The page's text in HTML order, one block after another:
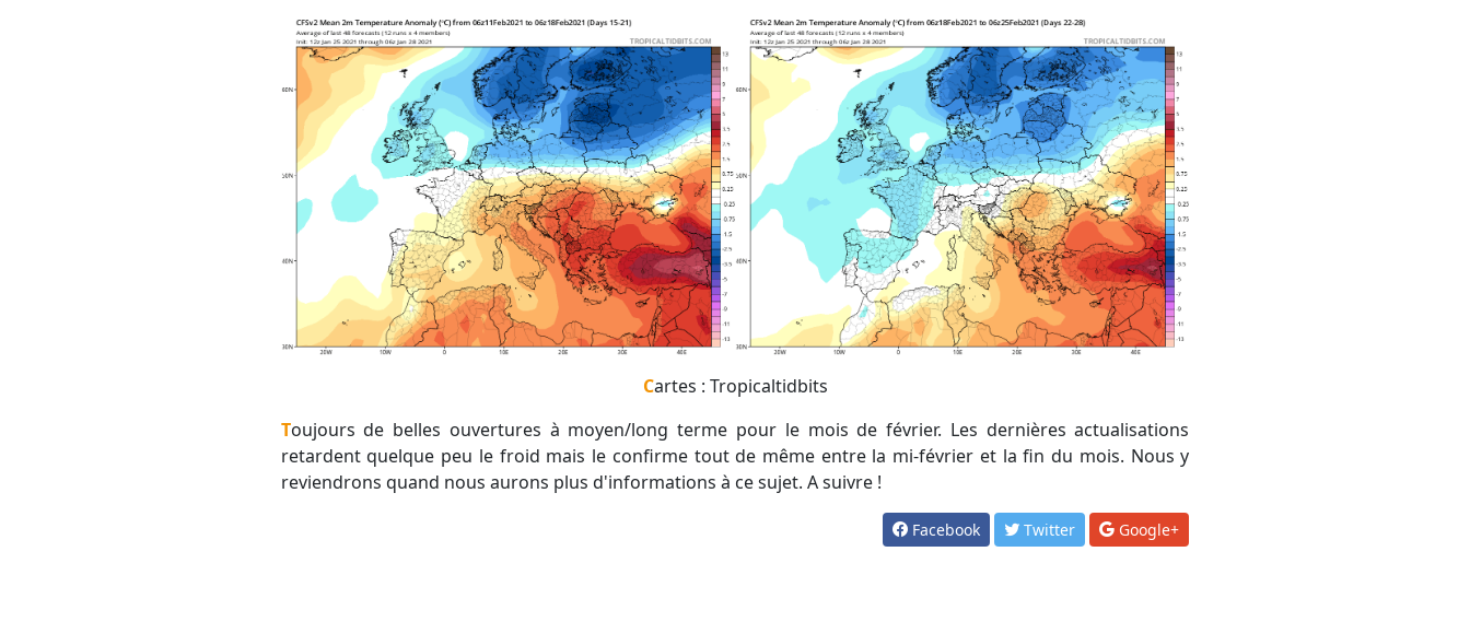
Cartes : Tropicaltidbits
Toujours de belles ouvertures à moyen/long terme pour le mois de février. Les dernières actualisations
retardent quelque peu le froid mais le confirme tout de même entre la mi-février et la fin du mois. Nous y
reviendrons quand nous aurons plus d'informations à ce sujet. A suivre !
Facebook Twitter Google+